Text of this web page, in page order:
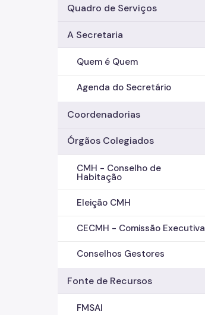
Quadro de Serviços
A Secretaria
Quem é Quem
Agenda do Secretário
Coordenadorias
Órgãos Colegiados
CMH - Conselho de
Habitação
Eleição CMH
CECMH - Comissão Executiva
Conselhos Gestores
Fonte de Recursos
FMSAI